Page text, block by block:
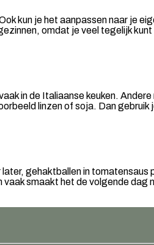
kun je het aanpassen naar je
omdat je veel tegelijk
in de Italiaanse keuken.
linzen of soja. Dan
gehaktballen in
smaakt het de volgende